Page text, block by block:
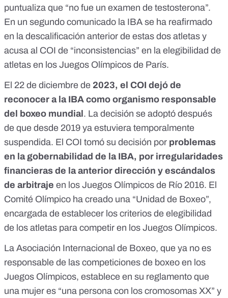
puntualiza que “no fue un examen de testosterona”.
En un segundo comunicado la IBA se ha reafirmado
en la descalificación anterior de estas dos atletas y
acusa al COI de “inconsistencias” en la elegibilidad de
atletas en los Juegos Olímpicos de París.
El 22 de diciembre de 2023, el COI dejó de
reconocer a la IBA como organismo responsable
del boxeo mundial . La decisión se adoptó después
de que desde 2019 ya estuviera temporalmente
suspendida. El COI tomó su decisión por problemas
en la gobernabilidad de la IBA, por irregularidades
financieras de la anterior dirección y escándalos
de arbitraje en los Juegos Olímpicos de Río 2016. El
Comité Olímpico ha creado una “Unidad de Boxeo”,
encargada de establecer los criterios de elegibilidad
de los atletas para competir en los Juegos Olímpicos.
La Asociación Internacional de Boxeo, que ya no es
responsable de las competiciones de boxeo en los
Juegos Olímpicos, establece en su reglamento que
una mujer es “una persona con los cromosomas XX” y